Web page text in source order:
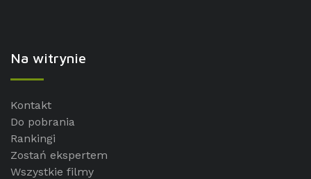
Na witrynie
Kontakt
Do pobrania
Rankingi
Zostań ekspertem
Wszystkie filmy